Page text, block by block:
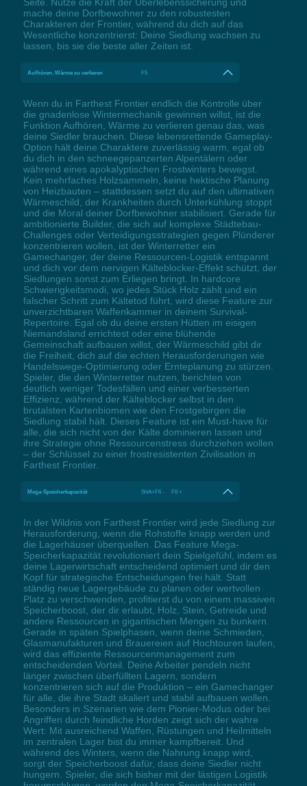
Seite. Nutze die Kraft der Überlebenssicherung und
mache deine Dorfbewohner zu den robustesten
Charakteren der Frontier, während du dich auf das
Wesentliche konzentrierst: Deine Siedlung wachsen zu
lassen, bis sie die beste aller Zeiten ist.
Aufhören, Wärme zu verlieren F5
Wenn du in Farthest Frontier endlich die Kontrolle über
die gnadenlose Wintermechanik gewinnen willst, ist die
Funktion Aufhören, Wärme zu verlieren genau das, was
deine Siedler brauchen. Diese lebensrettende Gameplay-
Option hält deine Charaktere zuverlässig warm, egal ob
du dich in den schneegepanzerten Alpentälern oder
während eines apokalyptischen Frostwinters bewegst.
Kein mehrfaches Holzsammeln, keine hektische Planung
von Heizbauten – stattdessen setzt du auf den ultimativen
Wärmeschild, der Krankheiten durch Unterkühlung stoppt
und die Moral deiner Dorfbewohner stabilisiert. Gerade für
ambitionierte Builder, die sich auf komplexe Städtebau-
Challenges oder Verteidigungsstrategien gegen Plünderer
konzentrieren wollen, ist der Winterretter ein
Gamechanger, der deine Ressourcen-Logistik entspannt
und dich vor dem nervigen Kälteblocker-Effekt schützt, der
Siedlungen sonst zum Erliegen bringt. In hardcore
Schwierigkeitsmodi, wo jedes Stück Holz zählt und ein
falscher Schritt zum Kältetod führt, wird diese Feature zur
unverzichtbaren Waffenkammer in deinem Survival-
Repertoire. Egal ob du deine ersten Hütten im eisigen
Niemandsland errichtest oder eine blühende
Gemeinschaft aufbauen willst, der Wärmeschild gibt dir
die Freiheit, dich auf die echten Herausforderungen wie
Handelswege-Optimierung oder Ernteplanung zu stürzen.
Spieler, die den Winterretter nutzen, berichten von
deutlich weniger Todesfällen und einer verbesserten
Effizienz, während der Kälteblocker selbst in den
brutalsten Kartenbiomen wie den Frostgebirgen die
Siedlung stabil hält. Dieses Feature ist ein Must-have für
alle, die sich nicht von der Kälte dominieren lassen und
ihre Strategie ohne Ressourcenstress durchziehen wollen
– der Schlüssel zu einer frostresistenten Zivilisation in
Farthest Frontier.
Mega-Speicherkapazität Shift+F6 - F6 +
In der Wildnis von Farthest Frontier wird jede Siedlung zur
Herausforderung, wenn die Rohstoffe knapp werden und
die Lagerhäuser überquellen. Das Feature Mega-
Speicherkapazität revolutioniert dein Spielgefühl, indem es
deine Lagerwirtschaft entscheidend optimiert und dir den
Kopf für strategische Entscheidungen frei hält. Statt
ständig neue Lagergebäude zu planen oder wertvollen
Platz zu verschwenden, profitierst du von einem massiven
Speicherboost, der dir erlaubt, Holz, Stein, Getreide und
andere Ressourcen in gigantischen Mengen zu bunkern.
Gerade in späten Spielphasen, wenn deine Schmieden,
Glasmanufakturen und Brauereien auf Hochtouren laufen,
wird das effiziente Ressourcenmanagement zum
entscheidenden Vorteil. Deine Arbeiter pendeln nicht
länger zwischen überfüllten Lagern, sondern
konzentrieren sich auf die Produktion – ein Gamechanger
für alle, die ihre Stadt skaliert und stabil aufbauen wollen.
Besonders in Szenarien wie dem Pionier-Modus oder bei
Angriffen durch feindliche Horden zeigt sich der wahre
Wert: Mit ausreichend Waffen, Rüstungen und Heilmitteln
im zentralen Lager bist du immer kampfbereit. Und
während des Winters, wenn die Nahrung knapp wird,
sorgt der Speicherboost dafür, dass deine Siedler nicht
hungern. Spieler, die sich bisher mit der lästigen Logistik